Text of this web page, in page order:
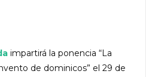
impartirá la ponencia “La
de dominicos” el 29 de